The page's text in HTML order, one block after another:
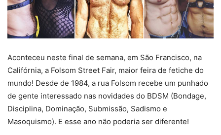
Aconteceu neste final de semana, em São Francisco, na
Califórnia, a Folsom Street Fair, maior feira de fetiche do
mundo! Desde de 1984, a rua Folsom recebe um punhado
de gente interessado nas novidades do BDSM (Bondage,
Disciplina, Dominação, Submissão, Sadismo e
Masoquismo). E esse ano não poderia ser diferente!